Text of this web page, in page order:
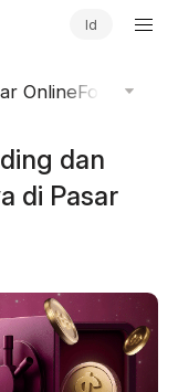
Id
OnlineFokus
dan
di Pasar